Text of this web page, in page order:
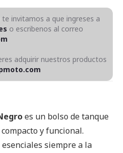
invitamos a que ingreses a
o escribenos al correo
adquirir nuestros productos
es un bolso de tanque
y funcional.
siempre a la